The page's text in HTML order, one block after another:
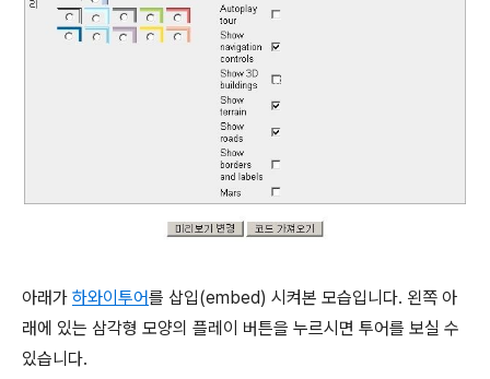
아래가 하와이투어를 삽입(embed) 시켜본 모습입니다. 왼쪽 아
래에 있는 삼각형 모양의 플레이 버튼을 누르시면 투어를 보실 수
있습니다.